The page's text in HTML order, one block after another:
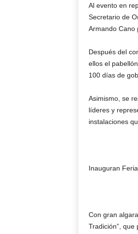
Al evento en
Secretario de
Armando Cano
Después del
ellos el
100 días de
Asimismo, se
líderes y
instalaciones
Inauguran
Con gran
Tradición”,